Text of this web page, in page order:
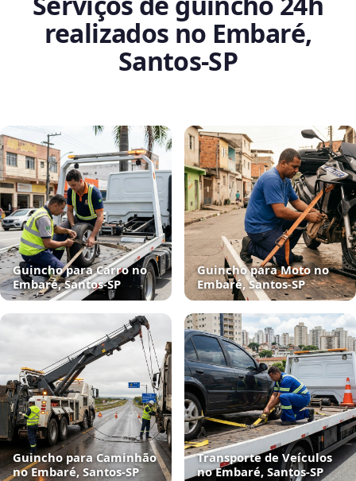
realizados no Embaré,
Santos‑SP
Guincho para Carro no
Embaré, Santos‑SP
Guincho para Moto no
Embaré, Santos‑SP
Guincho para Caminhão
no Embaré, Santos‑SP
Transporte de Veículos
no Embaré, Santos‑SP